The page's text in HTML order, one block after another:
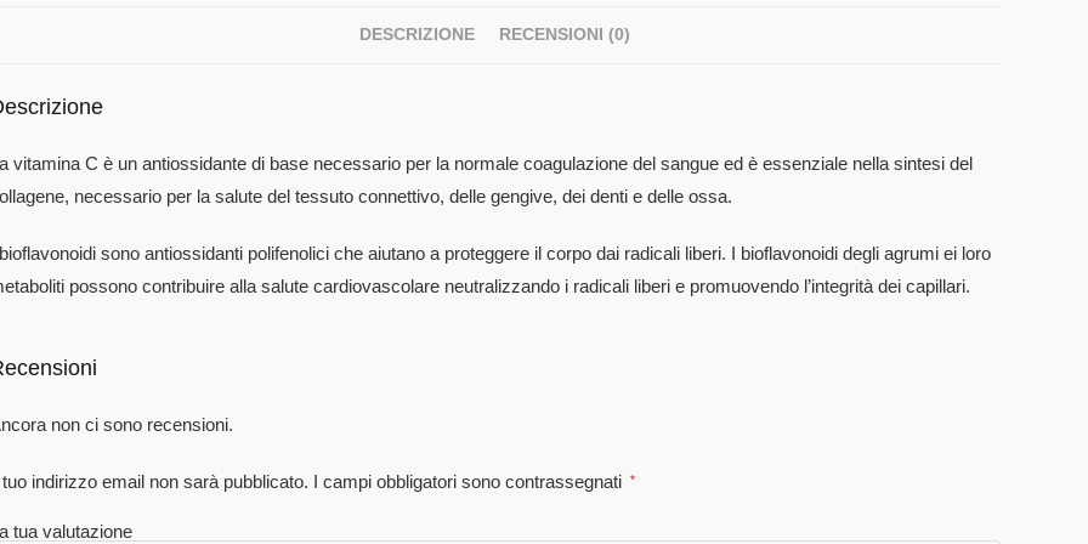
DESCRIZIONE RECENSIONI (0)
vitamina C è un antiossidante di base necessario per la normale coagulazione del sangue ed è essenziale nella sintesi del
necessario per la salute del tessuto connettivo, delle gengive, dei denti e delle ossa.
sono antiossidanti polifenolici che aiutano a proteggere il corpo dai radicali liberi. I bioflavonoidi degli agrumi ei loro
possono contribuire alla salute cardiovascolare neutralizzando i radicali liberi e promuovendo l’integrità dei capillari.
non ci sono recensioni.
tuo indirizzo email non sarà pubblicato. I campi obbligatori sono contrassegnati *
tua valutazione